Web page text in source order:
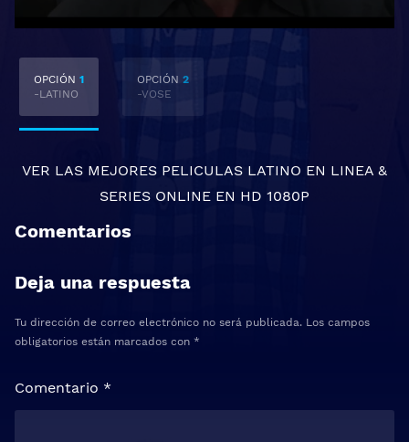
OPCIÓN 1
-LATINO
OPCIÓN 2
-VOSE
VER LAS MEJORES PELICULAS LATINO EN LINEA &
SERIES ONLINE EN HD 1080P
Comentarios
Deja una respuesta
Tu dirección de correo electrónico no será publicada. Los campos
obligatorios están marcados con *
Comentario *